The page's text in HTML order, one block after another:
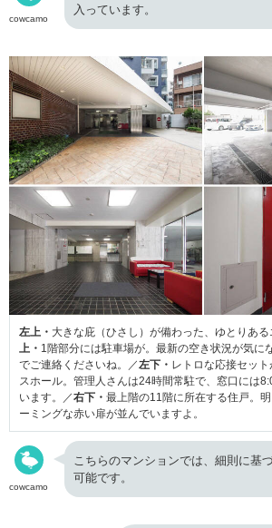
cowcamo
入っています。
左上・ 大きな庇（ひさし）が備わった、ゆとりあ
上・ 1階部分には駐車場が。最新の空き状況が気に
でご連絡くださいね。／左下・ レトロな応接セッ
スホール。管理人さんは24時間常駐で、窓口には
います。／右下・ 最上階の11階に所在する住戸。
ーミングな赤い扉が並んでいますよ。
cowcamo
こちらのマンションでは、細則に基
可能です。